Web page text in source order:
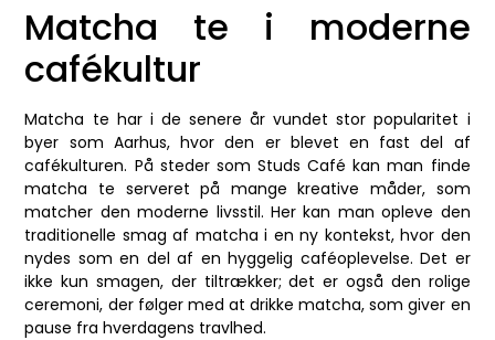
Matcha te i moderne
cafékultur
Matcha te har i de senere år vundet stor popularitet i
byer som Aarhus, hvor den er blevet en fast del af
cafékulturen. På steder som Studs Café kan man finde
matcha te serveret på mange kreative måder, som
matcher den moderne livsstil. Her kan man opleve den
traditionelle smag af matcha i en ny kontekst, hvor den
nydes som en del af en hyggelig caféoplevelse. Det er
ikke kun smagen, der tiltrækker; det er også den rolige
ceremoni, der følger med at drikke matcha, som giver en
pause fra hverdagens travlhed.